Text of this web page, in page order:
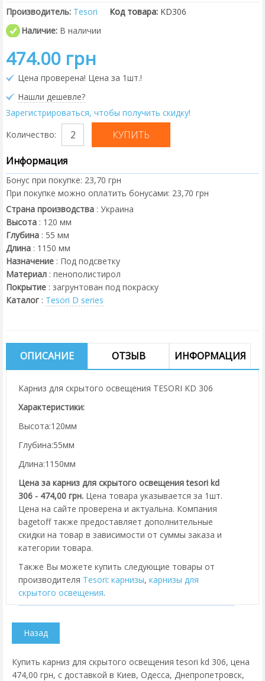
Производитель: Tesori Код товара: KD306
Наличие: В наличии
474.00 грн
Цена проверена! Цена за 1шт.!
Нашли дешевле?
Зарегистрироваться, чтобы получить скидку!
Количество:
Информация
Бонус при покупке: 23,70 грн
При покупке можно оплатить бонусами: 23,70 грн
Страна производства : Украина
Высота : 120 мм
Глубина : 55 мм
Длина : 1150 мм
Назначение : Под подсветку
Материал : пенополистирол
Покрытие : загрунтован под покраску
Каталог : Tesori D series
ОПИСАНИЕ ОТЗЫВ ИНФОРМАЦИЯ
Карниз для скрытого освещения TESORI KD 306
Характеристики:
Высота:120мм
Глубина:55мм
Длина:1150мм
Цена за карниз для скрытого освещения tesori kd
306 - 474,00 грн. Цена товара указывается за 1шт.
Цена на сайте проверена и актуальна. Компания
bagetoff также предоставляет дополнительные
скидки на товар в зависимости от суммы заказа и
категории товара.
Также Вы можете купить следующие товары от
производителя Tesori: карнизы, карнизы для
скрытого освещения.
Купить карниз для скрытого освещения tesori kd 306, цена
474,00 грн, с доставкой в Киев, Одесса, Днепропетровск,